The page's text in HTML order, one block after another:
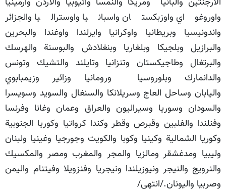
واوروغواي واوزبكستان واسبانيا واوستراليا والجزائر
واندونيسيا وبريطانيا واوكرانيا وايرلندا واوغندا والبحرين
والبرازيل وبلجيكا وبلغاريا وبنغلادش والبوسنة والهرسك
والبرتغال وطاجيكستان وتنزانيا وتايلند والتشيك وتونس
والدانمارك وبلوروسيا ورومانيا وزائير وزيمبابوي
واليابان وساحل العاج وسريلانكا والسنغال والسويد وسويسرا
والسودان وسوريا وسيراليون والعراق وعمان وغانا وفرنسا
وفنلندا والفلبين وقبرص وقطر وكندا كرواتيا وكوريا الجنوبية
وكوريا الشمالية وكينيا وكوبا والكويت وجورجيا وغينيا ولبنان
وليبيا ومدغشقر ومالزيا والمجر والمغرب ومصر والمكسيك
والنرويج والنيجر ونيوزيلندا ونيجريا وفنزويلا وفيتنام واليمن
وصربيا واليونان./انتهى/